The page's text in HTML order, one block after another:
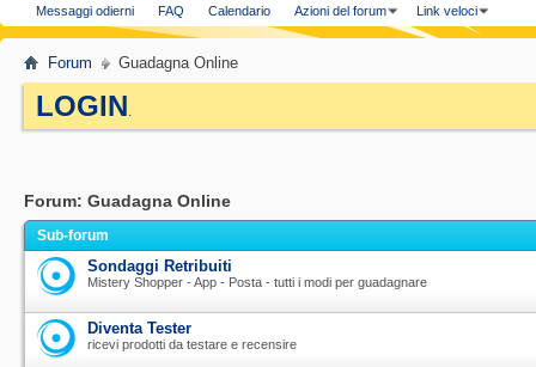
Messaggi odierni FAQ Calendario Azioni del forum Link veloci
Forum Guadagna Online
LOGIN.
Forum: Guadagna Online
Sub-forum
Sondaggi Retribuiti
Mistery Shopper - App - Posta - tutti i modi per guadagnare
Diventa Tester
ricevi prodotti da testare e recensire